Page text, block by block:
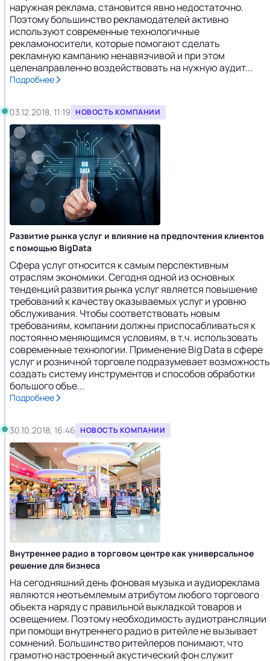
наружная реклама, становится явно недостаточно.
Поэтому большинство рекламодателей активно
используют современные технологичные
рекламоносители, которые помогают сделать
рекламную кампанию ненавязчивой и при этом
целенаправленно воздействовать на нужную аудит...
Подробнее
03.12.2018, 11:19 НОВОСТЬ КОМПАНИИ
Развитие рынка услуг и влияние на предпочтения клиентов
с помощью BigData
Сфера услуг относится к самым перспективным
отраслям экономики. Сегодня одной из основных
тенденций развития рынка услуг является повышение
требований к качеству оказываемых услуг и уровню
обслуживания. Чтобы соответствовать новым
требованиям, компании должны приспосабливаться к
постоянно меняющимся условиям, в т.ч. использовать
современные технологии. Применение Big Data в сфере
услуг и розничной торговле подразумевает возможность
создать систему инструментов и способов обработки
большого объе...
Подробнее
30.10.2018, 16:46 НОВОСТЬ КОМПАНИИ
Внутреннее радио в торговом центре как универсальное
решение для бизнеса
На сегодняшний день фоновая музыка и аудиореклама
являются неотъемлемым атрибутом любого торгового
объекта наряду с правильной выкладкой товаров и
освещением. Поэтому необходимость аудиотрансляции
при помощи внутреннего радио в ритейле не вызывает
сомнений. Большинство ритейлеров понимают, что
грамотно настроенный акустический фон служит